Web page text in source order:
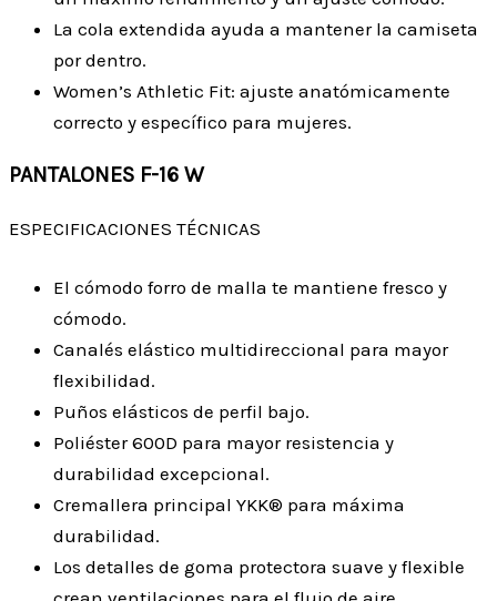
La cola extendida ayuda a mantener la camiseta
por dentro.
Women’s Athletic Fit: ajuste anatómicamente
correcto y específico para mujeres.
PANTALONES F-16 W
ESPECIFICACIONES TÉCNICAS
El cómodo forro de malla te mantiene fresco y
cómodo.
Canalés elástico multidireccional para mayor
flexibilidad.
Puños elásticos de perfil bajo.
Poliéster 600D para mayor resistencia y
durabilidad excepcional.
Cremallera principal YKK® para máxima
durabilidad.
Los detalles de goma protectora suave y flexible